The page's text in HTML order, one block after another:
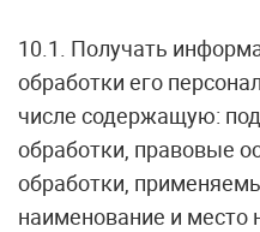
10.1. Получать
обработки его
числе содержащую:
обработки, правовые
обработки,
наименование и место